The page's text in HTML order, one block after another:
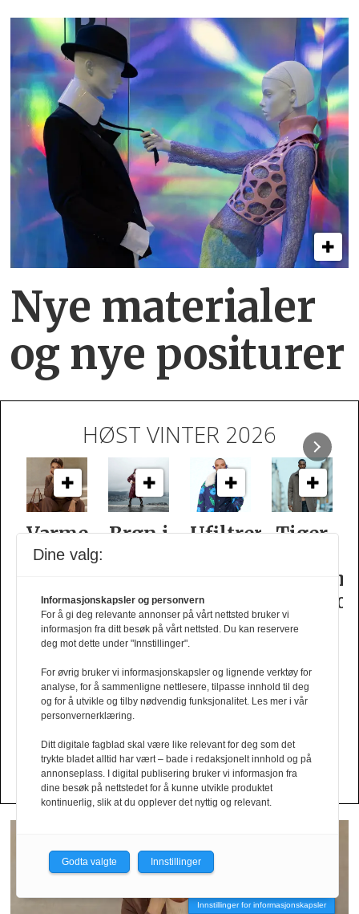
Nye materialer
og nye positurer
HØST VINTER 2026
Brgn i
design­
med
Tinashe
Williamson
Ufiltrert
Fam
Irvoll
Tiger
herrekolleksjon
Slik
fra
of
Sweden
Send oss en mail!
Innstillinger for informasjonskapsler
Dine valg:
Informasjonskapsler og personvern
For å gi deg relevante annonser på vårt nettsted bruker vi
informasjon fra ditt besøk på vårt nettsted. Du kan reservere
deg mot dette under "Innstillinger".
For øvrig bruker vi informasjonskapsler og lignende verktøy for
analyse, for å sammenligne nettlesere, tilpasse innhold til deg
og for å utvikle og tilby nødvendig funksjonalitet. Les mer i vår
personvernerklæring.
Ditt digitale fagblad skal være like relevant for deg som det
trykte bladet alltid har vært – bade i redaksjonelt innhold og på
annonseplass. I digital publisering bruker vi informasjon fra
dine besøk på nettstedet for å kunne utvikle produktet
kontinuerlig, slik at du opplever det nyttig og relevant.
Godta valgte Innstillinger